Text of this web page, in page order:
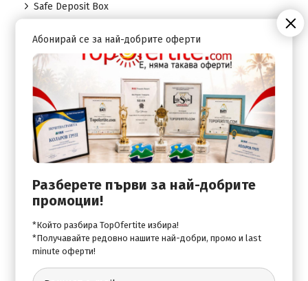
Safe Deposit Box
Спорт:
Fitness room
Water Sports
Развлечения:
Pool Snack Bar
Pool Sunbeds & Umbrellas
Pool Towels
Swimming Pool (Fresh Water)
Абонирай се за най-добрите оферти
Разберете първи за най-добрите
промоции!
*Който разбира TopOfertite избира!
*Получавайте редовно нашите най-добри, промо и last
minute оферти!